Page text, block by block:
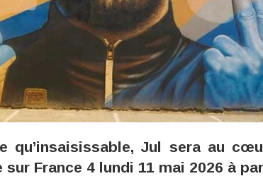
qu’insaisissable, Jul sera au
France 4 lundi 11 mai 2026 à